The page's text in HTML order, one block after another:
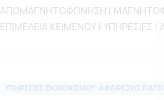
ΑΠΟΜΑΓΝΗΤΟΦΩΝΗΣΗ |
ΕΠΙΜΕΛΕΙΑ ΚΕΙΜΕΝΟΥ | ΥΠΗΡΕΣΙΕΣ |
ΥΠΗΡΕΣΙΕΣ ΕΚΧΙΟΝΙΣΜΟΥ-ΑΦΑΙΡΕΣΗΣ